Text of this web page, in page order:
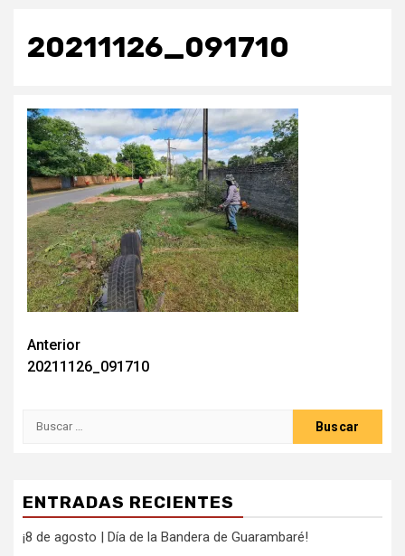
20211126_091710
Anterior
20211126_091710
ENTRADAS RECIENTES
¡8 de agosto | Día de la Bandera de Guarambaré!